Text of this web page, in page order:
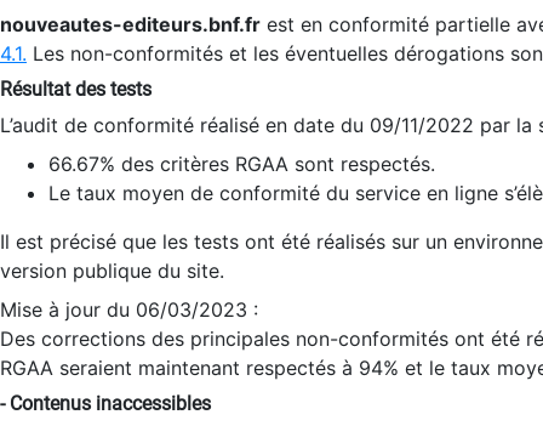
nouveautes-editeurs.bnf.fr est en conformité partielle
4.1. Les non-conformités et les éventuelles dérogations
Résultat des tests
L’audit de conformité réalisé en date du 09/11/2022 par
66.67% des critères RGAA sont respectés.
Le taux moyen de conformité du service en ligne
Il est précisé que les tests ont été réalisés sur un
version publique du site.
Mise à jour du 06/03/2023 :
Des corrections des principales non-conformités ont été
RGAA seraient maintenant respectés à 94% et le taux
- Contenus inaccessibles